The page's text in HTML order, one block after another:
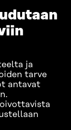
ja
tarve
antavat